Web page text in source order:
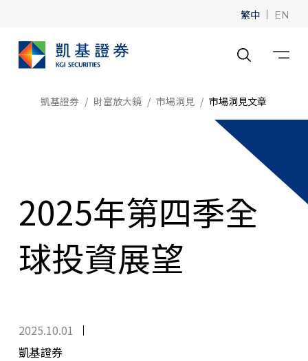
繁中 | EN
凱基證券 財富放大鏡 市場洞見 市場洞見文章
2025年第四季全
球投資展望
2025.10.01
凱基證券